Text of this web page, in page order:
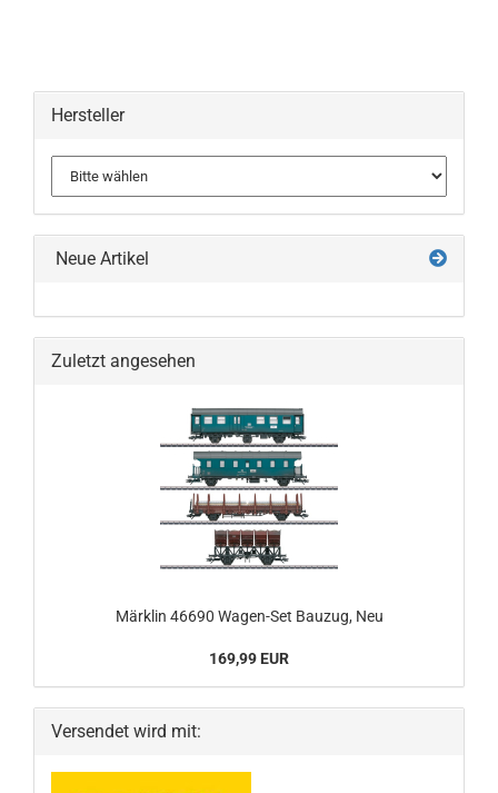
Hersteller
Neue Artikel
Zuletzt angesehen
Märklin 46690 Wagen-Set Bauzug, Neu
169,99 EUR
Versendet wird mit: